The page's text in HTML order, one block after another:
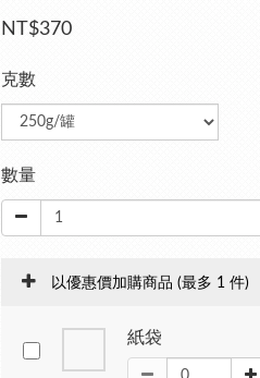
NT$370
克數
數量
以優惠價加購商品 (最多 1 件)
紙袋